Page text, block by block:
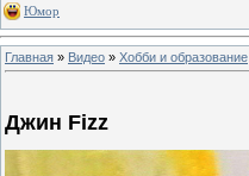
Юмор
Главная » Видео » Хобби и образование
Джин Fizz